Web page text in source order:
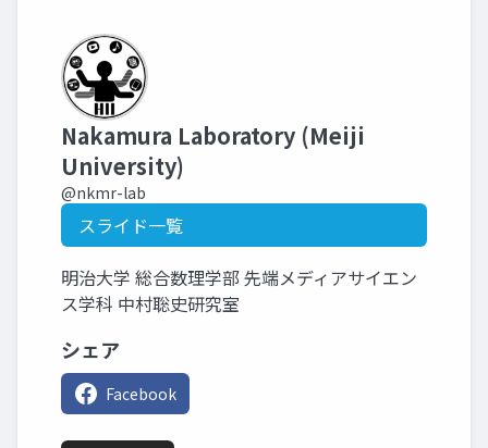
Nakamura Laboratory (Meiji
University)
@nkmr-lab
スライド一覧
明治大学 総合数理学部 先端メディアサイエン
ス学科 中村聡史研究室
シェア
Facebook